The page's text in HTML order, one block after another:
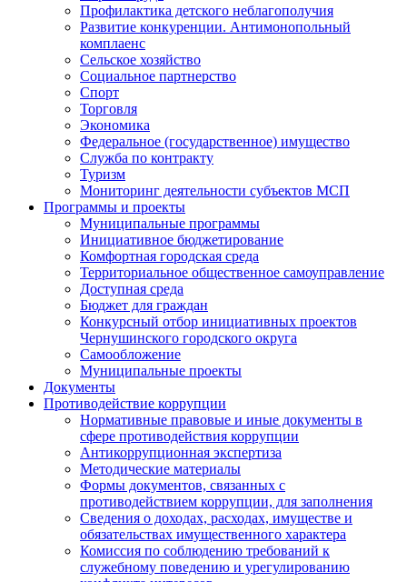
Профилактика детского неблагополучия
Развитие конкуренции. Антимонопольный
комплаенс
Сельское хозяйство
Социальное партнерство
Спорт
Торговля
Экономика
Федеральное (государственное) имущество
Служба по контракту
Туризм
Мониторинг деятельности субъектов МСП
Программы и проекты
Муниципальные программы
Инициативное бюджетирование
Комфортная городская среда
Территориальное общественное самоуправление
Доступная среда
Бюджет для граждан
Конкурсный отбор инициативных проектов
Чернушинского городского округа
Самообложение
Муниципальные проекты
Документы
Противодействие коррупции
Нормативные правовые и иные документы в
сфере противодействия коррупции
Антикоррупционная экспертиза
Методические материалы
Формы документов, связанных с
противодействием коррупции, для заполнения
Сведения о доходах, расходах, имуществе и
обязательствах имущественного характера
Комиссия по соблюдению требований к
служебному поведению и урегулированию